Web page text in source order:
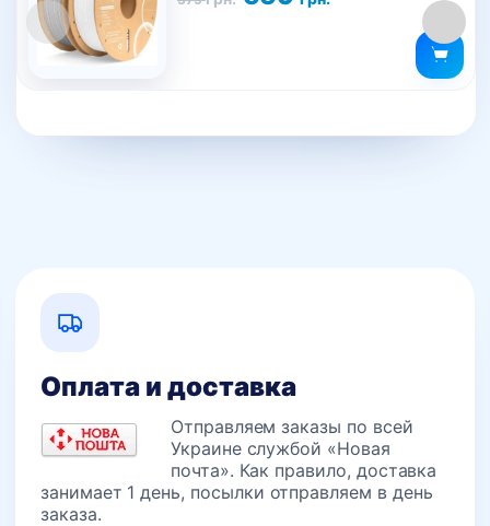
цена
цена:
несколько
вариаций.
Опции
Оплата и доставка
Отправляем заказы по всей
Украине службой «Новая
почта». Как правило, доставка
занимает 1 день, посылки отправляем в день
заказа.